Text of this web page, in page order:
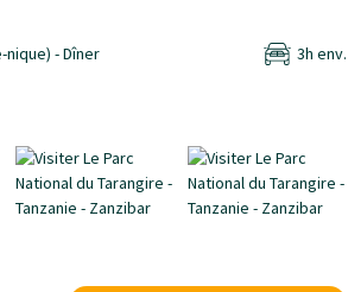
- Dîner 3h env.